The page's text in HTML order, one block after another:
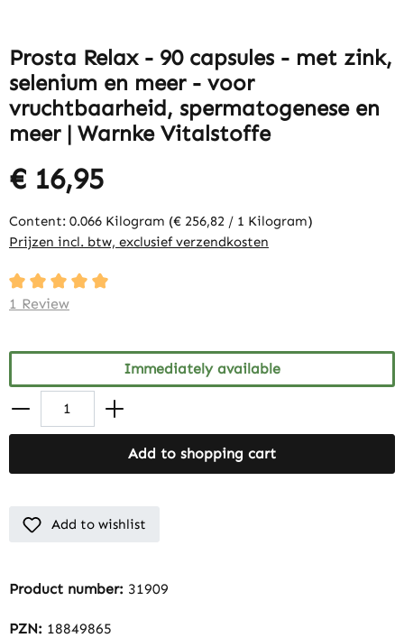
Prosta Relax - 90 capsules - met zink,
selenium en meer - voor
vruchtbaarheid, spermatogenese en
meer | Warnke Vitalstoffe
€ 16,95
Content: 0.066 Kilogram (€ 256,82 / 1 Kilogram)
Prijzen incl. btw, exclusief verzendkosten
Average rating of 5 out of 5 stars
1 Review
Immediately available
Add to shopping cart
Add to wishlist
Product number: 31909
PZN: 18849865